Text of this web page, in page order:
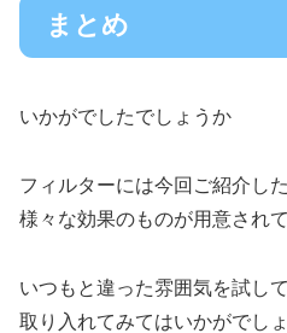
まとめ
いかがでしたでしょうか
フィルターには今回ご紹介し
様々な効果のものが用意され
いつもと違った雰囲気を試し
取り入れてみてはいかがでし